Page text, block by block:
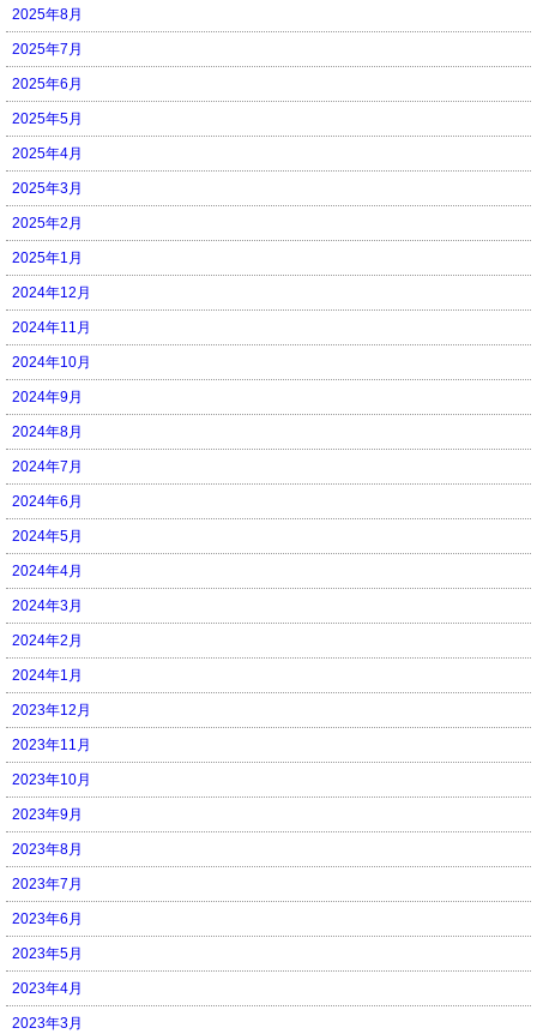
2025年8月
2025年7月
2025年6月
2025年5月
2025年4月
2025年3月
2025年2月
2025年1月
2024年12月
2024年11月
2024年10月
2024年9月
2024年8月
2024年7月
2024年6月
2024年5月
2024年4月
2024年3月
2024年2月
2024年1月
2023年12月
2023年11月
2023年10月
2023年9月
2023年8月
2023年7月
2023年6月
2023年5月
2023年4月
2023年3月